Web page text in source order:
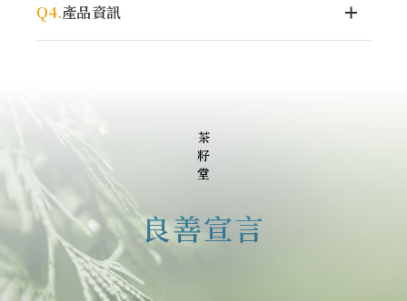
Q4.產品資訊
茶
籽
堂
良善宣言